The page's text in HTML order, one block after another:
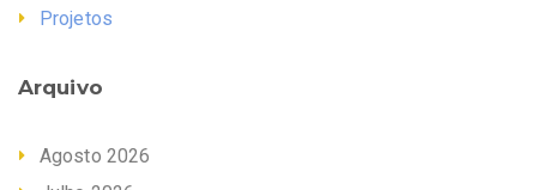
Projetos
Arquivo
Agosto 2026